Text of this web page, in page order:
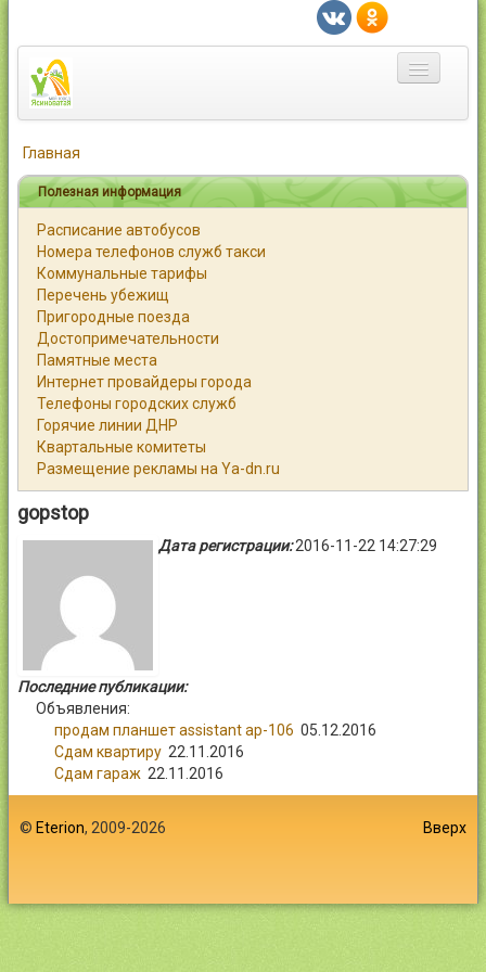
Город
Статьи
Каталог
Справочник
Работа
Объявления
Помощь
Контакты
Главная
Полезная информация
Расписание автобусов
Номера телефонов служб такси
Коммунальные тарифы
Перечень убежищ
Пригородные поезда
Достопримечательности
Памятные места
Интернет провайдеры города
Телефоны городских служб
Горячие линии ДНР
Квартальные комитеты
Размещение рекламы на Ya-dn.ru
gopstop
Дата регистрации:2016-11-22 14:27:29
Последние публикации:
Объявления:
продам планшет assistant ap-106 05.12.2016
Сдам квартиру 22.11.2016
Сдам гараж 22.11.2016
© Eterion, 2009-2026 Вверх